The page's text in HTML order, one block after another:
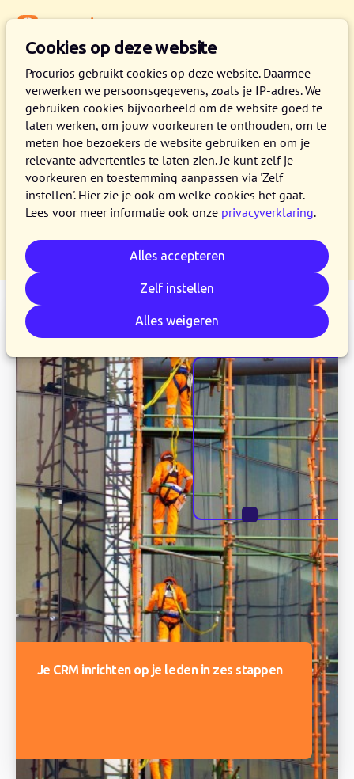
Cookies op deze website
Procurios gebruikt cookies op deze website. Daarmee
verwerken we persoonsgegevens, zoals je IP-adres. We
gebruiken cookies bijvoorbeeld om de website goed te
laten werken, om jouw voorkeuren te onthouden, om te
meten hoe bezoekers de website gebruiken en om je
relevante advertenties te laten zien. Je kunt zelf je
voorkeuren en toestemming aanpassen via 'Zelf
instellen'. Hier zie je ook om welke cookies het gaat.
Lees voor meer informatie ook onze privacyverklaring.
Alles accepteren
Zelf instellen
Alles weigeren
Bibliotheek
🤔Wil je de diepte in?
💡 Lees onze handige gidsen, checklists en
andere content.
🎉Gratis en écht voor niks. Sharing is caring!
Je CRM inrichten op je leden in zes stappen